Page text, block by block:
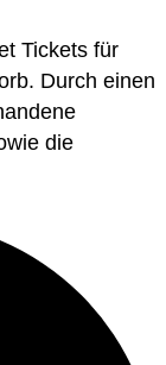
Tickets für
Durch einen
die